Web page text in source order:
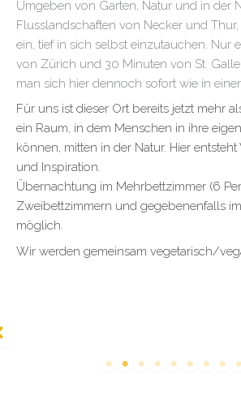
Umgeben von Garten, Natur und in der
Flusslandschaften von Necker und
ein, tief in sich selbst einzutauchen. Nur
von Zürich und 30 Minuten von St.
man sich hier dennoch sofort wie in
Für uns ist dieser Ort bereits jetzt mehr
ein Raum, in dem Menschen in ihre
können, mitten in der Natur. Hier
und Inspiration.
Übernachtung im Mehrbettzimmer (6
Zweibettzimmern und gegebenenfalls
möglich.
Wir werden gemeinsam vegetarisch/